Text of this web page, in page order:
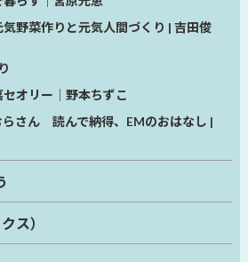
野菜作りと元気人間づくり | 吉田俊
セオリー│野本ちずこ
らさん 読んで納得、EMのおはなし |
ス）